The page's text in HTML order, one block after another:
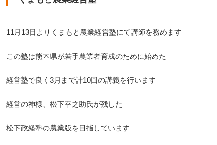
11月13日よりくまもと農業経営塾にて講師を務めます
この塾は熊本県が若手農業者育成のために始めた
経営塾で良く3月まで計10回の講義を行います
経営の神様、松下幸之助氏が残した
松下政経塾の農業版を目指しています